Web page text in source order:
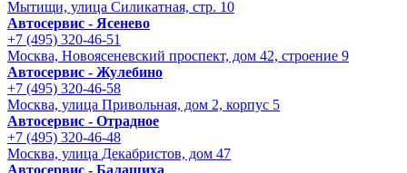
Мытищи, улица Силикатная, стр. 10
Автосервис - Ясенево
+7 (495) 320-46-51
Москва, Новоясеневский проспект, дом 42, строение 9
Автосервис - Жулебино
+7 (495) 320-46-58
Москва, улица Привольная, дом 2, корпус 5
Автосервис - Отрадное
+7 (495) 320-46-48
Москва, улица Декабристов, дом 47
Автосервис - Балашиха